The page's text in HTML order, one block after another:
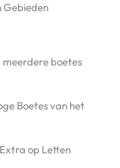
Gebieden
boetes
Boetes van het
op Letten